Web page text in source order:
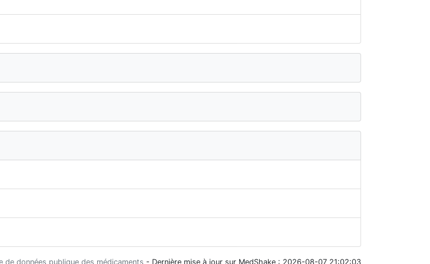
de données publique des médicaments - Dernière mise à jour sur MedShake : 2026-08-07 21:02:03